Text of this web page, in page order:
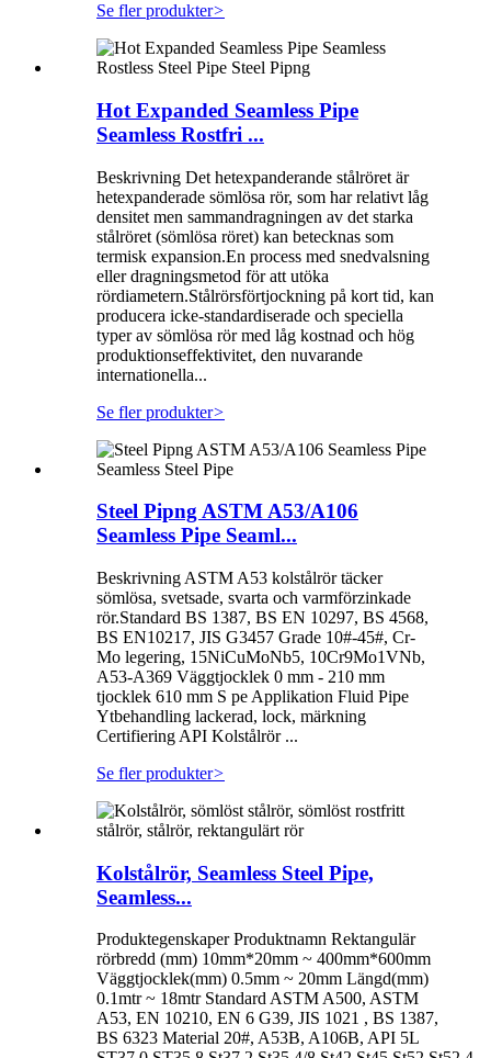
Se fler produkter>
Hot Expanded Seamless Pipe
Seamless Rostfri ...
Beskrivning Det hetexpanderande stålröret är
hetexpanderade sömlösa rör, som har relativt låg
densitet men sammandragningen av det starka
stålröret (sömlösa röret) kan betecknas som
termisk expansion.En process med snedvalsning
eller dragningsmetod för att utöka
rördiametern.Stålrörsförtjockning på kort tid, kan
producera icke-standardiserade och speciella
typer av sömlösa rör med låg kostnad och hög
produktionseffektivitet, den nuvarande
internationella...
Se fler produkter>
Steel Pipng ASTM A53/A106
Seamless Pipe Seaml...
Beskrivning ASTM A53 kolstålrör täcker
sömlösa, svetsade, svarta och varmförzinkade
rör.Standard BS 1387, BS EN 10297, BS 4568,
BS EN10217, JIS G3457 Grade 10#-45#, Cr-
Mo legering, 15NiCuMoNb5, 10Cr9Mo1VNb,
A53-A369 Väggtjocklek 0 mm - 210 mm
tjocklek 610 mm S pe Applikation Fluid Pipe
Ytbehandling lackerad, lock, märkning
Certifiering API Kolstålrör ...
Se fler produkter>
Kolstålrör, Seamless Steel Pipe,
Seamless...
Produktegenskaper Produktnamn Rektangulär
rörbredd (mm) 10mm*20mm ~ 400mm*600mm
Väggtjocklek(mm) 0.5mm ~ 20mm Längd(mm)
0.1mtr ~ 18mtr Standard ASTM A500, ASTM
A53, EN 10210, EN 6 G39, JIS 1021 , BS 1387,
BS 6323 Material 20#, A53B, A106B, API 5L